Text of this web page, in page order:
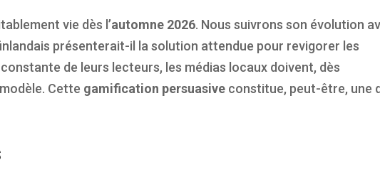
vie dès l’automne 2026. Nous suivrons son évolution
présenterait-il la solution attendue pour revigorer les
de leurs lecteurs, les médias locaux doivent, dès
Cette gamification persuasive constitue, peut-être, une